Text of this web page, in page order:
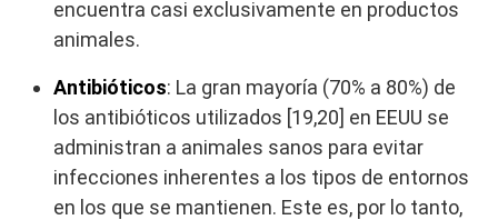
encuentra casi exclusivamente en productos
animales.
Antibióticos: La gran mayoría (70% a 80%) de
los antibióticos utilizados [19,20] en EEUU se
administran a animales sanos para evitar
infecciones inherentes a los tipos de entornos
en los que se mantienen. Este es, por lo tanto,